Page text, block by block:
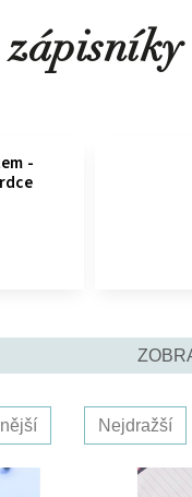
-
Nejdražší